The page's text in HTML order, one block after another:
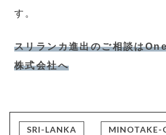
す。
スリランカ進出のご相談は
株式会社へ
SRI-LANKA
MINOTAKE-